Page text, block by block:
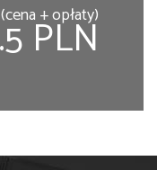
+ opłaty)
PLN